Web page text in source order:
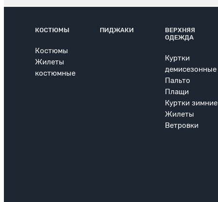
КОСТЮМЫ
Костюмы
Жилеты
костюмные
ПИДЖАКИ
ВЕРХНЯЯ
ОДЕЖДА
Куртки
демисезонные
Пальто
Плащи
Куртки зимние
Жилеты
Ветровки